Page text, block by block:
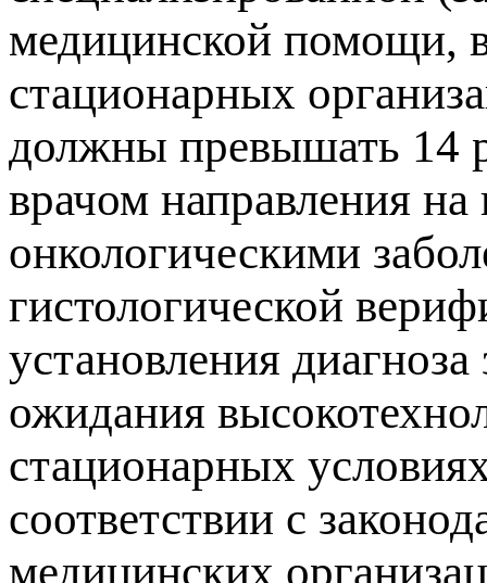
медицинской помощи,
стационарных
должны превышать 14
врачом направления
онкологическими
гистологической
установления
ожидания
стационарных
соответствии с
медицинских